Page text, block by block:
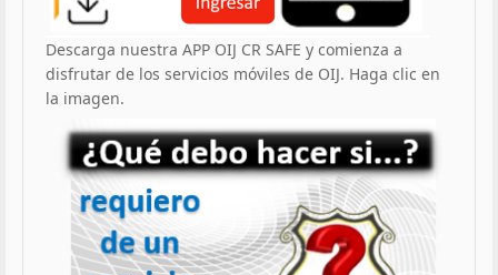
Descarga nuestra APP OIJ CR SAFE y comienza a
disfrutar de los servicios móviles de OIJ. Haga clic en
la imagen.